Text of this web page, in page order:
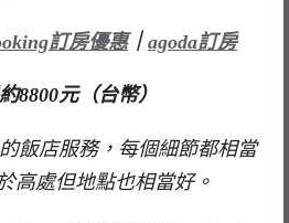
訂房優惠｜ agoda訂房
8800元（台幣）
飯店服務，每個細節都相當
高處但地點也相當好。